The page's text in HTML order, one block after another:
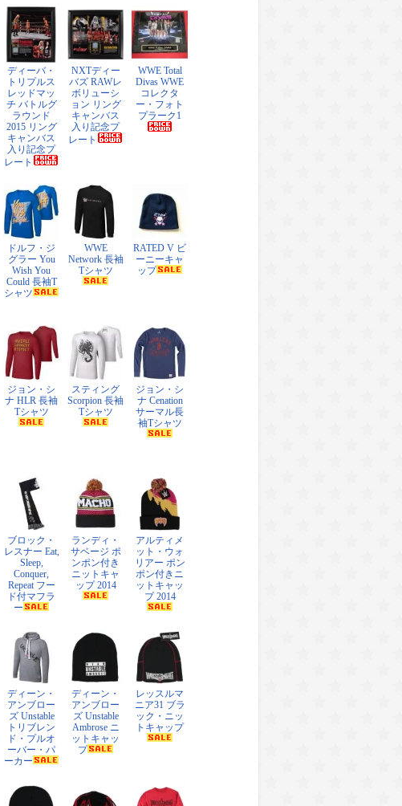
ディーバ・
トリプルス
レッドマッ
チ バトルグ
ラウンド
2015 リング
キャンバス
入り記念プ
レート
NXTディー
バズ RAWレ
ボリューシ
ョン リング
キャンバス
入り記念プ
レート
WWE Total
Divas WWE
コレクタ
ー・フォト
プラーク1
ドルフ・ジ
グラー You
Wish You
Could 長袖T
シャツ
WWE
Network 長袖
Tシャツ
RATED V ビ
ーニーキャ
ップ
ジョン・シ
ナ HLR 長袖
Tシャツ
スティング
Scorpion 長袖
Tシャツ
ジョン・シ
ナ Cenation
サーマル長
袖Tシャツ
ブロック・
レスナー Eat,
Sleep,
Conquer,
Repeat フー
ド付マフラ
ー
ランディ・
サベージ ポ
ンポン付き
ニットキャ
ップ 2014
アルティメ
ット・ウォ
リアー ポン
ポン付きニ
ットキャッ
プ 2014
ディーン・
アンブロー
ズ Unstable
トリブレン
ド・プルオ
ーバー・パ
ーカー
ディーン・
アンブロー
ズ Unstable
Ambrose ニ
ットキャッ
プ
レッスルマ
ニア31 ブラ
ック・ニッ
トキャップ